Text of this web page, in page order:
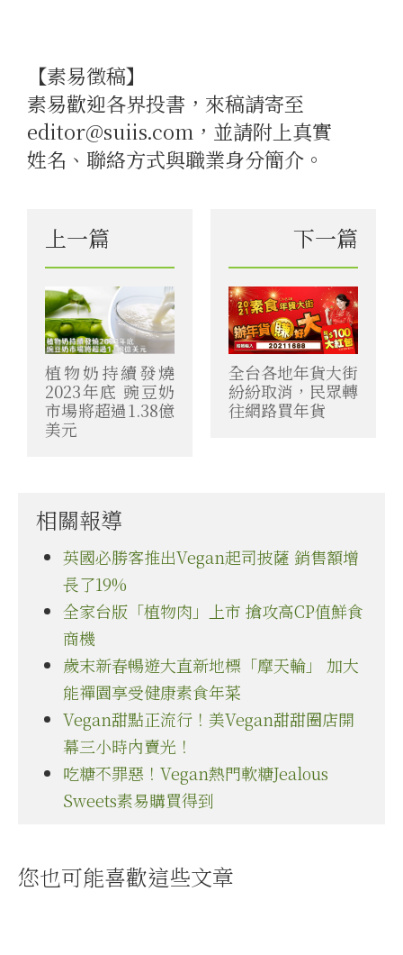
【素易徵稿】
素易歡迎各界投書，來稿請寄至
editor@suiis.com，並請附上真實
姓名、聯絡方式與職業身分簡介。
上一篇
植物奶持續發燒
2023年底 豌豆奶
市場將超過1.38億
美元
下一篇
全台各地年貨大街
紛紛取消，民眾轉
往網路買年貨
相關報導
英國必勝客推出Vegan起司披薩 銷售額增
長了19%
全家台版「植物肉」上市 搶攻高CP值鮮食
商機
歲末新春暢遊大直新地標「摩天輪」 加大
能禪園享受健康素食年菜
Vegan甜點正流行！美Vegan甜甜圈店開
幕三小時內賣光！
吃糖不罪惡！Vegan熱門軟糖Jealous
Sweets素易購買得到
您也可能喜歡這些文章